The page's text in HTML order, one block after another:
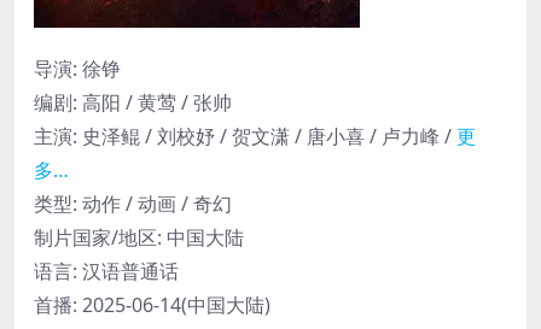
导演: 徐铮
编剧: 高阳 / 黄莺 / 张帅
主演: 史泽鲲 / 刘校妤 / 贺文潇 / 唐小喜 / 卢力峰 /更
多…
类型: 动作 / 动画 / 奇幻
制片国家/地区: 中国大陆
语言: 汉语普通话
首播: 2025-06-14(中国大陆)